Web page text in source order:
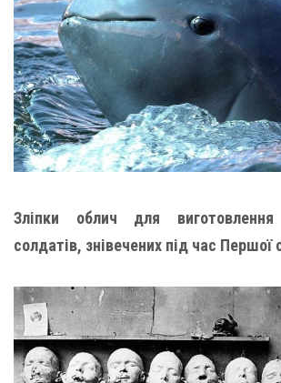
Зліпки облич для
солдатів, знівечених під час Першої